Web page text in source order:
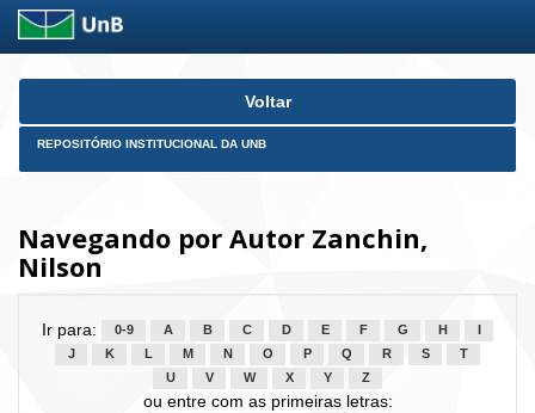
Skip
Voltar
REPOSITÓRIO INSTITUCIONAL DA UNB
Navegando por Autor Zanchin,
Nilson
Ir para: 0-9 A B C D E F G H
J
K L M N O P Q R S
T
U
V W X Y Z
ou entre com as primeiras letras: